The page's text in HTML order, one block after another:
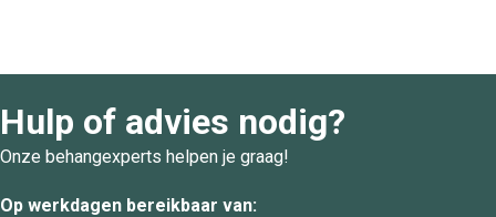
Hulp of advies nodig?
Onze behangexperts helpen je graag!
Op werkdagen bereikbaar van: